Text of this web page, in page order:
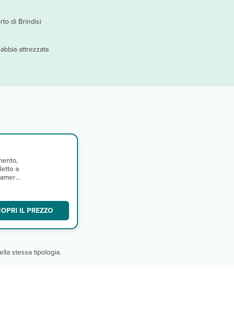
di Brindisi
attrezzata
a
IL PREZZO
stessa tipologia.